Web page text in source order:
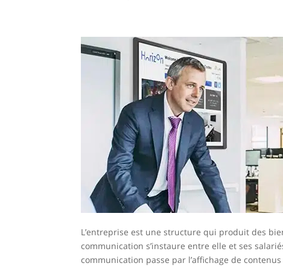
L’entreprise est une structure qui produit des
communication s’instaure entre elle et ses
communication passe par l’affichage de